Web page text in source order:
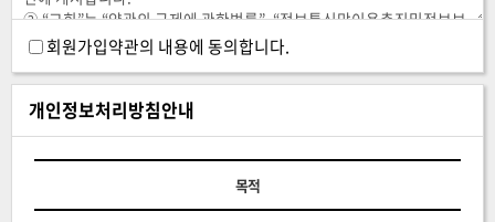
회원가입약관의 내용에 동의합니다.
개인정보처리방침안내
목적